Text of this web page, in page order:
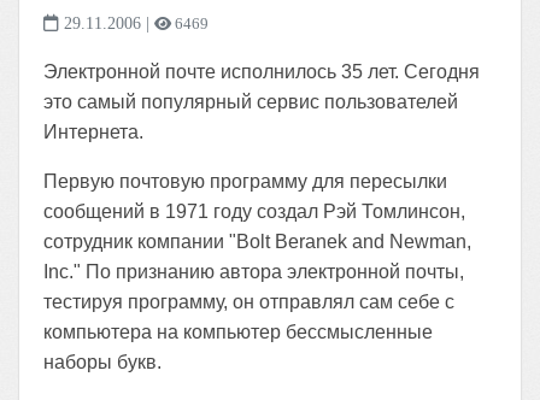
29.11.2006 | 6469
Электронной почте исполнилось 35 лет. Сегодня
это самый популярный сервис пользователей
Интернета.
Первую почтовую программу для пересылки
сообщений в 1971 году создал Рэй Томлинсон,
сотрудник компании "Bolt Beranek and Newman,
Inc." По признанию автора электронной почты,
тестируя программу, он отправлял сам себе с
компьютера на компьютер бессмысленные
наборы букв.